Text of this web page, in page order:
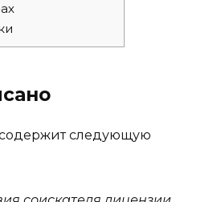
содержит следующую